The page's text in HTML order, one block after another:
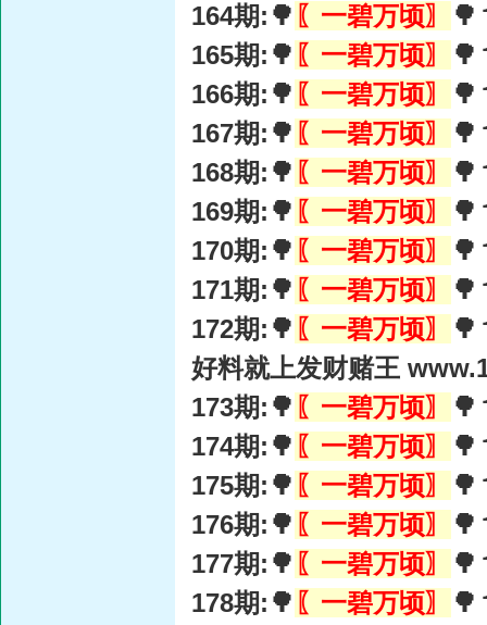
164期:🌳 〖一碧万顷〗
165期:🌳 〖一碧万顷〗
166期:🌳 〖一碧万顷〗
167期:🌳 〖一碧万顷〗
168期:🌳 〖一碧万顷〗
169期:🌳 〖一碧万顷〗
170期:🌳 〖一碧万顷〗
171期:🌳 〖一碧万顷〗
172期:🌳 〖一碧万顷〗
好料就上发财赌王
173期:🌳 〖一碧万顷〗
174期:🌳 〖一碧万顷〗
175期:🌳 〖一碧万顷〗
176期:🌳 〖一碧万顷〗
177期:🌳 〖一碧万顷〗
178期:🌳 〖一碧万顷〗